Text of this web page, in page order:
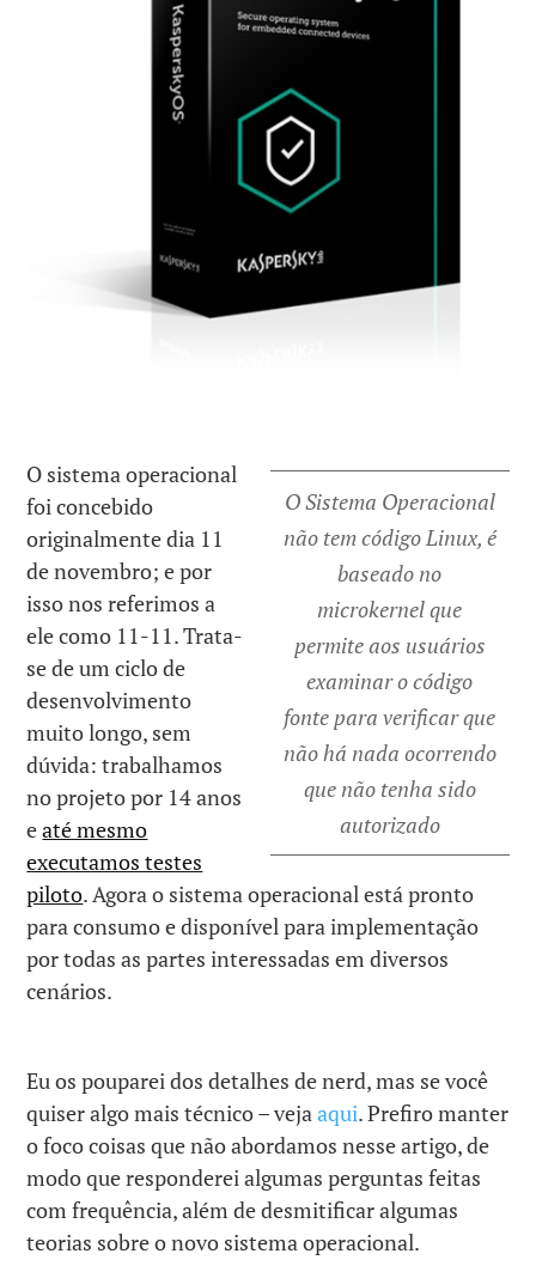
O Sistema Operacional
não tem código Linux, é
baseado no
microkernel que
permite aos usuários
examinar o código
fonte para verificar que
não há nada ocorrendo
que não tenha sido
autorizado
O sistema operacional
foi concebido
originalmente dia 11
de novembro; e por
isso nos referimos a
ele como 11-11. Trata-
se de um ciclo de
desenvolvimento
muito longo, sem
dúvida: trabalhamos
no projeto por 14 anos
eaté mesmo
executamos testes
piloto. Agora o sistema operacional está pronto
para consumo e disponível para implementação
por todas as partes interessadas em diversos
cenários.
Eu os pouparei dos detalhes de nerd, mas se você
quiser algo mais técnico – vejaaqui. Prefiro manter
o foco coisas que não abordamos nesse artigo, de
modo que responderei algumas perguntas feitas
com frequência, além de desmitificar algumas
teorias sobre o novo sistema operacional.